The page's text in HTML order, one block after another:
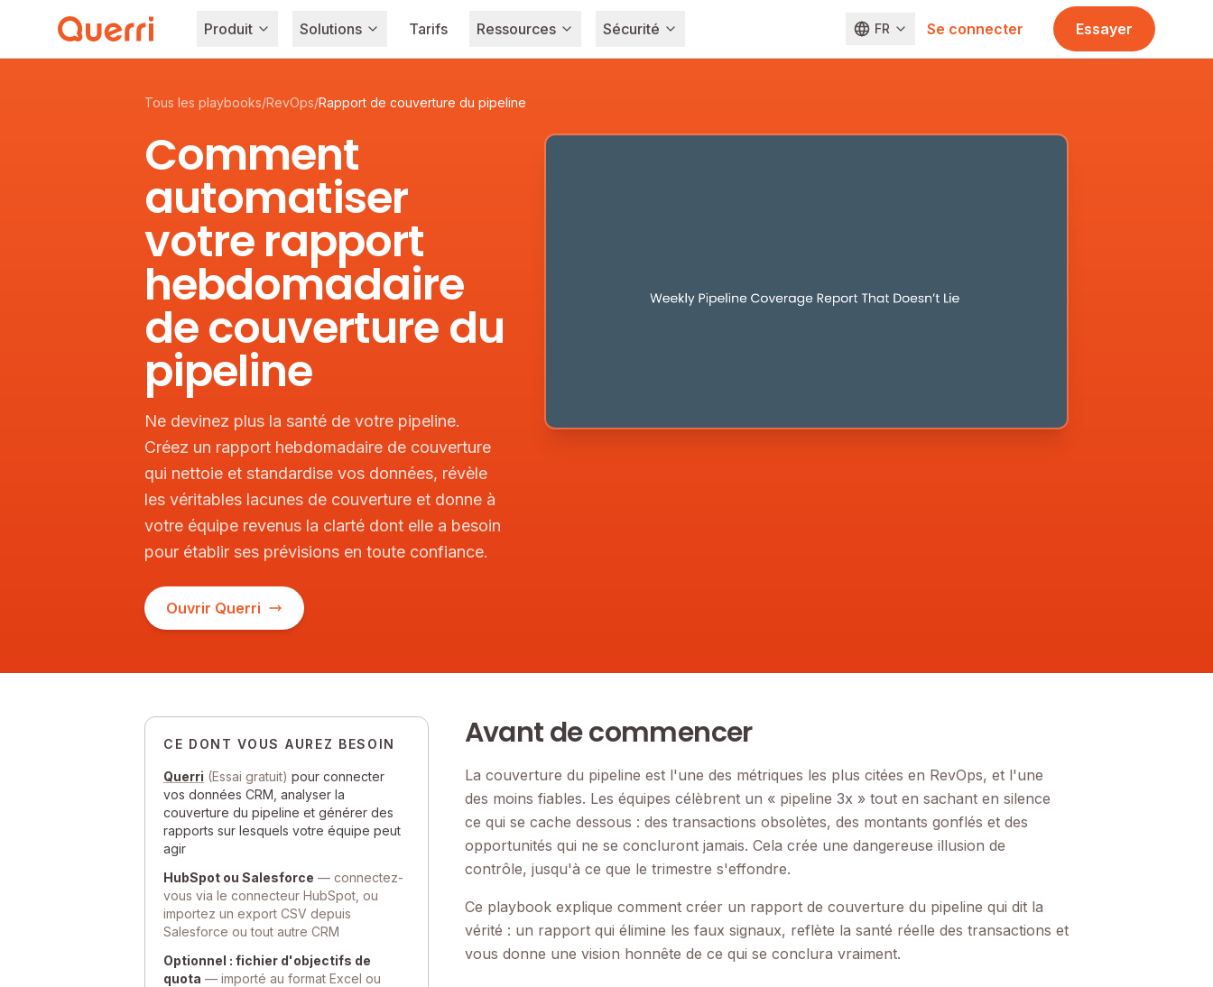
Produit Solutions Tarifs Ressources Sécurité FR Se connecter Essayer
Tous les playbooks/RevOps/Rapport de couverture du pipeline
Comment
automatiser
votre rapport
hebdomadaire
de couverture du
pipeline
Ne devinez plus la santé de votre pipeline.
Créez un rapport hebdomadaire de couverture
qui nettoie et standardise vos données, révèle
les véritables lacunes de couverture et donne à
votre équipe revenus la clarté dont elle a besoin
pour établir ses prévisions en toute confiance.
Ouvrir Querri
CE DONT VOUS AUREZ BESOIN
Querri (Essai gratuit) pour connecter
vos données CRM, analyser la
couverture du pipeline et générer des
rapports sur lesquels votre équipe peut
agir
HubSpot ou Salesforce — connectez-
vous via le connecteur HubSpot, ou
importez un export CSV depuis
Salesforce ou tout autre CRM
Optionnel : fichier d'objectifs de
quota — importé au format Excel ou
Avant de commencer
La couverture du pipeline est l'une des métriques les plus citées en RevOps, et l'une
des moins fiables. Les équipes célèbrent un « pipeline 3x » tout en sachant en silence
ce qui se cache dessous : des transactions obsolètes, des montants gonflés et des
opportunités qui ne se concluront jamais. Cela crée une dangereuse illusion de
contrôle, jusqu'à ce que le trimestre s'effondre.
Ce playbook explique comment créer un rapport de couverture du pipeline qui dit la
vérité : un rapport qui élimine les faux signaux, reflète la santé réelle des transactions et
vous donne une vision honnête de ce qui se conclura vraiment.